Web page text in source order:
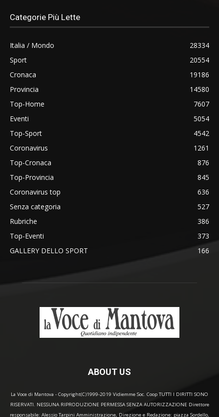
Categorie Più Lette
Italia / Mondo
28334
Sport
20554
Cronaca
19186
Provincia
14580
Top-Home
7607
Eventi
5054
Top-Sport
4542
Coronavirus
1261
Top-Cronaca
876
Top-Provincia
845
Coronavirus top
636
Senza categoria
527
Rubriche
386
Top-Eventi
373
GALLERY DELLO SPORT
166
ABOUT US
La Voce di Mantova - Copyright(C)1999-2019 Vidiemme Soc. Coop TUTTI I DIRITTI SONO
RISERVATI. NESSUNA RIPRODUZIONE PERMESSA SENZA AUTORIZZAZIONE Direttore
responsabile: Alessio Tarpini Amministrazione, Direzione e Redazione: piazza Sordello,